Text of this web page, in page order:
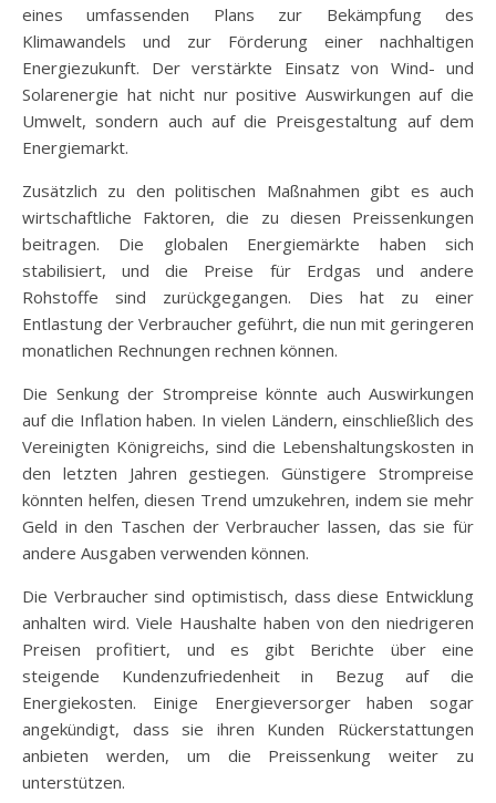
eines umfassenden Plans zur Bekämpfung des
Klimawandels und zur Förderung einer nachhaltigen
Energiezukunft. Der verstärkte Einsatz von Wind- und
Solarenergie hat nicht nur positive Auswirkungen auf die
Umwelt, sondern auch auf die Preisgestaltung auf dem
Energiemarkt.
Zusätzlich zu den politischen Maßnahmen gibt es auch
wirtschaftliche Faktoren, die zu diesen Preissenkungen
beitragen. Die globalen Energiemärkte haben sich
stabilisiert, und die Preise für Erdgas und andere
Rohstoffe sind zurückgegangen. Dies hat zu einer
Entlastung der Verbraucher geführt, die nun mit geringeren
monatlichen Rechnungen rechnen können.
Die Senkung der Strompreise könnte auch Auswirkungen
auf die Inflation haben. In vielen Ländern, einschließlich des
Vereinigten Königreichs, sind die Lebenshaltungskosten in
den letzten Jahren gestiegen. Günstigere Strompreise
könnten helfen, diesen Trend umzukehren, indem sie mehr
Geld in den Taschen der Verbraucher lassen, das sie für
andere Ausgaben verwenden können.
Die Verbraucher sind optimistisch, dass diese Entwicklung
anhalten wird. Viele Haushalte haben von den niedrigeren
Preisen profitiert, und es gibt Berichte über eine
steigende Kundenzufriedenheit in Bezug auf die
Energiekosten. Einige Energieversorger haben sogar
angekündigt, dass sie ihren Kunden Rückerstattungen
anbieten werden, um die Preissenkung weiter zu
unterstützen.